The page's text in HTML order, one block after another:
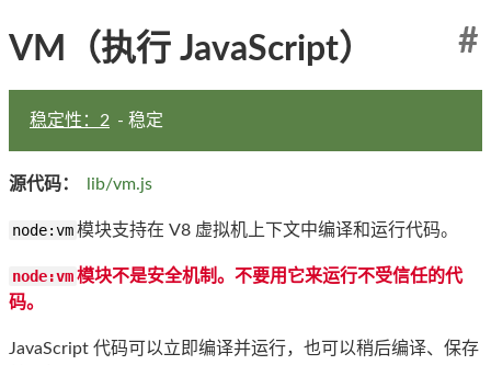
VM（执行 JavaScript） #
稳定性：2 - 稳定
源代码： lib/vm.js
node:vm模块支持在 V8 虚拟机上下文中编译和运行代码。
node:vm模块不是安全机制。不要用它来运行不受信任的代
码。
JavaScript 代码可以立即编译并运行，也可以稍后编译、保存